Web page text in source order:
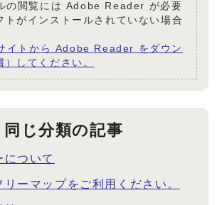
の閲覧には Adobe Reader が必要
トがインストールされていない場合
イトから Adobe Reader をダウン
）してください。
じ分類の記事
について
ーマップをご利用ください。